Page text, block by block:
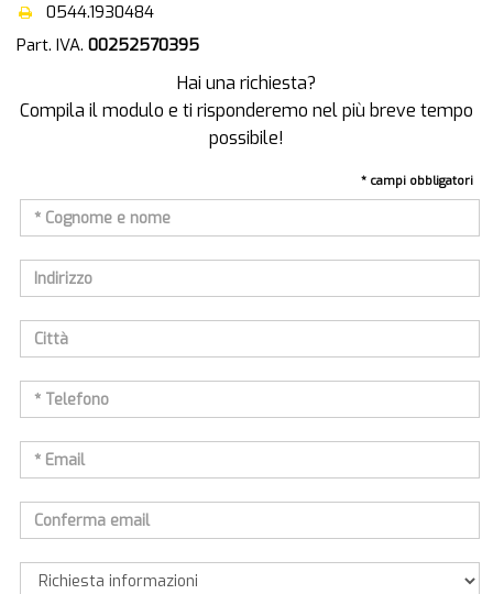
0544.1930484
Part. IVA. 00252570395
Hai una richiesta?
Compila il modulo e ti risponderemo nel più breve tempo
possibile!
* campi obbligatori